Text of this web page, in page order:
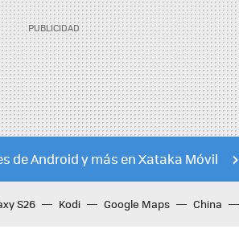
de Android y más en Xataka Móvil
S26 Kodi Google Maps China